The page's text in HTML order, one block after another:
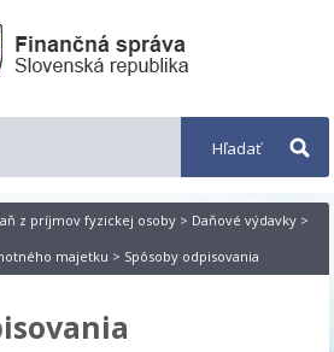
z príjmov fyzickej osoby > Daňové výdavky >
majetku > Spôsoby odpisovania